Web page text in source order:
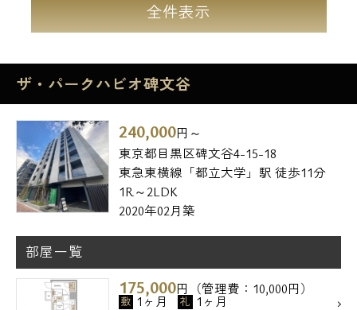
全件表示
ザ・パークハビオ碑文谷
240,000円～
東京都目黒区碑文谷4-15-18
東急東横線「都立大学」駅 徒歩11分
1R～2LDK
2020年02月築
部屋一覧
175,000円（管理費：10,000円）
敷 1ヶ月 礼 1ヶ月